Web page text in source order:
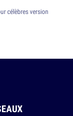
célèbres version